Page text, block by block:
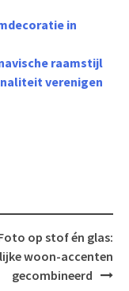
in
raamstijl
verenigen
op stof én glas:
woon-accenten
gecombineerd